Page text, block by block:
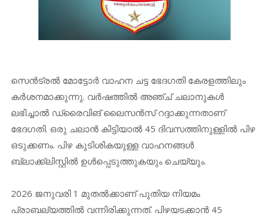
സെൻട്രൽ മോട്ടോർ വാഹന ചട്ട ഭേദഗതി കേരളത്തിലും
കർശനമാക്കുന്നു. വർഷത്തിൽ അഞ്ച് ചലാനുകൾ
ലഭിച്ചാൽ ഡ്രൈവിങ് ലൈസൻസ് റദ്ദാക്കുന്നതാണ്
ഭേദഗതി. ഒരു ചലാൻ കിട്ടിയാൽ 45 ദിവസത്തിനുള്ളിൽ പിഴ
ഒടുക്കണം. പിഴ കുടിശികയുള്ള വാഹനങ്ങൾ
ബ്ലാക്ക്‌ലിസ്റ്റിൽ ഉൾപ്പെടുത്തുകയും ചെയ്യും.
2026 ജനുവരി 1 മുതൽക്കാണ് പുതിയ നിയമം
പ്രാബല്യത്തിൽ വന്നിരിക്കുന്നത്. പിഴയടക്കാൻ 45